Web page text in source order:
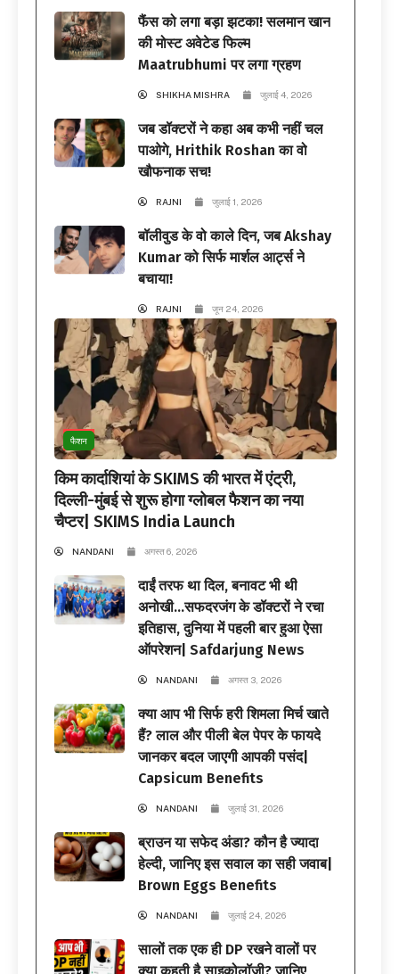
फैंस को लगा बड़ा झटका! सलमान खान
की मोस्ट अवेटेड फिल्म
Maatrubhumi पर लगा ग्रहण
SHIKHA MISHRA जुलाई 4, 2026
जब डॉक्टरों ने कहा अब कभी नहीं चल
पाओगे, Hrithik Roshan का वो
खौफनाक सच!
RAJNI जुलाई 1, 2026
बॉलीवुड के वो काले दिन, जब Akshay
Kumar को सिर्फ मार्शल आर्ट्स ने
बचाया!
RAJNI जून 24, 2026
फैशन
किम कार्दाशियां के SKIMS की भारत में एंट्री,
दिल्ली-मुंबई से शुरू होगा ग्लोबल फैशन का नया
चैप्टर| SKIMS India Launch
NANDANI अगस्त 6, 2026
दाईं तरफ था दिल, बनावट भी थी
अनोखी…सफदरजंग के डॉक्टरों ने रचा
इतिहास, दुनिया में पहली बार हुआ ऐसा
ऑपरेशन| Safdarjung News
NANDANI अगस्त 3, 2026
क्या आप भी सिर्फ हरी शिमला मिर्च खाते
हैं? लाल और पीली बेल पेपर के फायदे
जानकर बदल जाएगी आपकी पसंद|
Capsicum Benefits
NANDANI जुलाई 31, 2026
ब्राउन या सफेद अंडा? कौन है ज्यादा
हेल्दी, जानिए इस सवाल का सही जवाब|
Brown Eggs Benefits
NANDANI जुलाई 24, 2026
सालों तक एक ही DP रखने वालों पर